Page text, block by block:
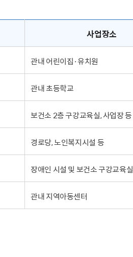
사업장소
관내 어린이집·유치원
관내 초등학교
보건소 2층 구강교육실, 사업장 등
경로당, 노인복지시설 등
장애인 시설 및 보건소 구강교육실
관내 지역아동센터